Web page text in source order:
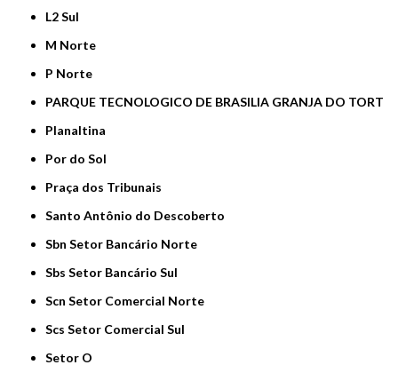
L2 Sul
M Norte
P Norte
PARQUE TECNOLOGICO DE BRASILIA GRANJA DO TORT
Planaltina
Por do Sol
Praça dos Tribunais
Santo Antônio do Descoberto
Sbn Setor Bancário Norte
Sbs Setor Bancário Sul
Scn Setor Comercial Norte
Scs Setor Comercial Sul
Setor O